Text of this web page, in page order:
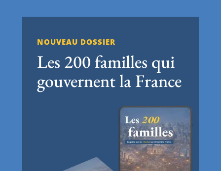
NOUVEAU DOSSIER
Les 200 familles qui
gouvernent la France